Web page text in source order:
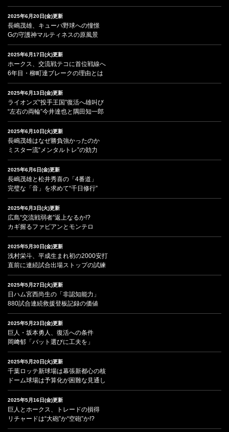
2025年6月20日(金)更新
長嶋茂雄、キューバ野球への憧憬
Gの守護神マルティネスの原風景
2025年6月17日(火)更新
ホークス、交流戦テコに首位戦線へ
6年目・柳町達ブレークの理由とは
2025年6月13日(金)更新
ライオンズ“投手王国”復活へ雄叫び
“左右の両輪”今井達也と隅田知一郎
2025年6月10日(火)更新
長嶋茂雄はなぜ勝負強かったのか
ミスター流“メンタルトレ”の効力
2025年6月6日(金)更新
長嶋茂雄と松井秀喜の「4番道」
完璧な「音」を求めて“千日修行”
2025年6月3日(火)更新
広島“交流戦弱者”返上なるか!?
カギ握るファビアンとモンテロ
2025年5月30日(金)更新
浅村栄斗、平成生まれ初の2000安打
直前に連続試合出場ストップの試練
2025年5月27日(火)更新
日ハム宮西尚生の「非認知能力」
880試合連続救援登板記録の価値
2025年5月23日(金)更新
巨人・坂本勇人、復活への条件
岡﨑郁「バット選びに工夫を」
2025年5月20日(火)更新
千葉ロッテ新球場は幕張新都心の核
ドーム球場は予算化が困難な見通し
2025年5月16日(金)更新
巨人とホークス、トレードの損得
リチャードは“大砲”か“空砲”か!?